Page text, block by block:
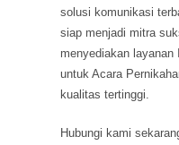
solusi komunikasi
siap menjadi mitra
menyediakan layanan
untuk Acara
kualitas tertinggi.
Hubungi kami